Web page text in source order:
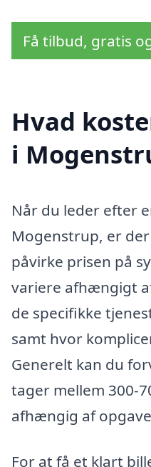
Få tilbud, gratis
Hvad
i
Når du leder efter
Mogenstrup, er
påvirke prisen på
variere afhængigt
de specifikke
samt hvor
Generelt kan du
tager mellem 300-
afhængig af
For at få et klart